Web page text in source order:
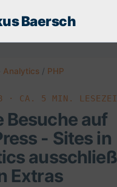
Baersch
Analytics / PHP
· CA. 5 MIN.
Besuche auf
- Sites in
Extras